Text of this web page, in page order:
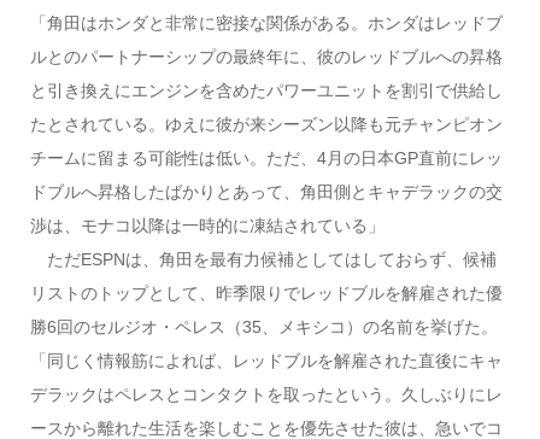
「角田はホンダと非常に密接な関係がある。ホンダはレッドブ
ルとのパートナーシップの最終年に、彼のレッドブルへの昇格
と引き換えにエンジンを含めたパワーユニットを割引で供給し
たとされている。ゆえに彼が来シーズン以降も元チャンピオン
チームに留まる可能性は低い。ただ、4月の日本GP直前にレッ
ドブルへ昇格したばかりとあって、角田側とキャデラックの交
渉は、モナコ以降は一時的に凍結されている」
ただESPNは、角田を最有力候補としてはしておらず、候補
リストのトップとして、昨季限りでレッドブルを解雇された優
勝6回のセルジオ・ペレス（35、メキシコ）の名前を挙げた。
「同じく情報筋によれば、レッドブルを解雇された直後にキャ
デラックはペレスとコンタクトを取ったという。久しぶりにレ
ースから離れた生活を楽しむことを優先させた彼は、急いでコ